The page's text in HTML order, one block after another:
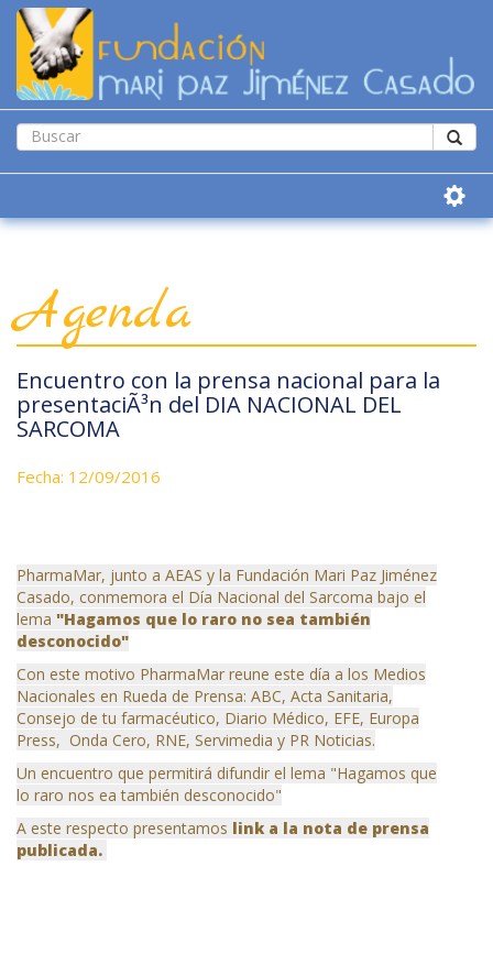
Agenda
Encuentro con la prensa nacional para la
presentaciÃ³n del DIA NACIONAL DEL
SARCOMA
Fecha: 12/09/2016
PharmaMar, junto a AEAS y la Fundación Mari Paz Jiménez
Casado, conmemora el Día Nacional del Sarcoma bajo el
lema "Hagamos que lo raro no sea también
desconocido"
Con este motivo PharmaMar reune este día a los Medios
Nacionales en Rueda de Prensa: ABC, Acta Sanitaria,
Consejo de tu farmacéutico, Diario Médico, EFE, Europa
Press, Onda Cero, RNE, Servimedia y PR Noticias.
Un encuentro que permitirá difundir el lema "Hagamos que
lo raro nos ea también desconocido"
A este respecto presentamos link a la nota de prensa
publicada.